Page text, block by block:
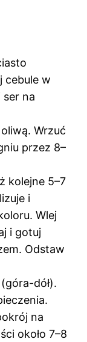
cebule w
na
Wrzuć
przez 8–
kolejne 5–7
i
Wlej
i gotuj
Odstaw
dół).
na
około 7–8